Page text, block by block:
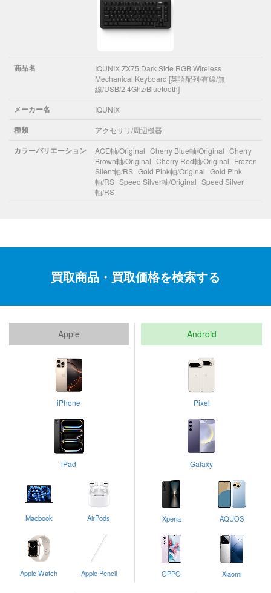
商品名
IQUNIX ZX75 Dark Side RGB Wireless
Mechanical Keyboard [英語配列/有線/無
線/USB/2.4Ghz/Bluetooth]
メーカー名 IQUNIX
種類 アクセサリ/周辺機器
カラーバリエーション ACE軸/Original Cherry Blue軸/Original Cherry
Brown軸/Original Cherry Red軸/Original Frozen
Silent軸/RS Gold Pink軸/Original Gold Pink
軸/RS Speed Silver軸/Original Speed Silver
軸/RS
買取商品・買取価格を検索する
Apple
iPhone
iPad
Macbook AirPods
Apple Watch Apple Pencil
Android
Pixel
Galaxy
Xperia AQUOS
OPPO Xiaomi